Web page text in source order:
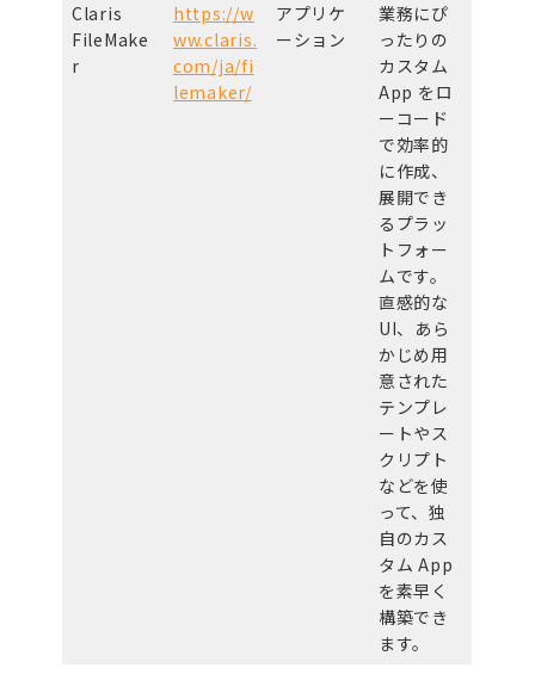
Claris
FileMake
r
https://w
ww.claris.
com/ja/fi
lemaker/
アプリケ
ーション
業務にぴ
ったりの
カスタム
App をロ
ーコード
で効率的
に作成、
展開でき
るプラッ
トフォー
ムです。
直感的な
UI、あら
かじめ用
意された
テンプレ
ートやス
クリプト
などを使
って、独
自のカス
タム App
を素早く
構築でき
ます。